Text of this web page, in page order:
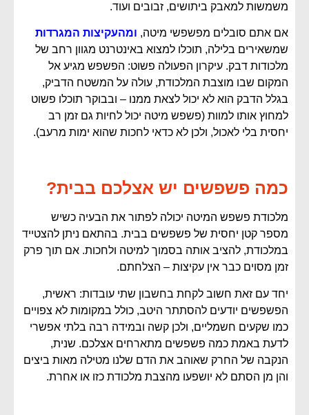
משמשות למאבק ביתושים, זבובים ועוד.
אם אתם סובלים מפשפשי מיטה, ומהעקיצות המגרדות
שמשאירים בלילה, תוכלו למצוא באינטרנט מגוון רחב של
מלכודות דבק. עיקרון הפעולה פשוט: הפשפש מגיע אל
המקום שבו מוצבת המלכודת, עולה על המשטח הדביק,
בגלל הדבק הוא לא יכול לצאת ממנו – ובבוקר תוכלו פשוט
למחוץ אותו למוות (פשפש מיטה יכול לחיות גם זמן רב
יחסית בלי לאכול, ולכן לא כדאי לחכות שהוא ימות מרעב).
כמה פשפשים יש אצלכם בבית?
מלכודת פשפש המיטה יכולה לפתור את הבעיה כשיש
מספר קטן יחסית של פשפשים בבית. בהתאם ניתן להצטייד
במלכודת, להציב אותה בסמוך למיטה ולחכות. אם תוך פרק
זמן מסוים כבר אין עקיצות – הצלחתם.
יחד עם זאת חשוב לקחת בחשבון שתי עובדות: ראשית,
הפשפשים יודעים להסתתר היטב, כולל במקומות לא צפויים
כמו שקעים חשמליים, ולכן קשה ובמידה רבה בלתי אפשרי
לדעת באמת כמה פשפשים מתארחים אצלכם. שנית,
הנקבה של החרק שאוהב את הדם שלנו מטילה מאות ביצים
והן מן הסתם לא יושפעו מהצבת מלכודת כזו או אחרת.